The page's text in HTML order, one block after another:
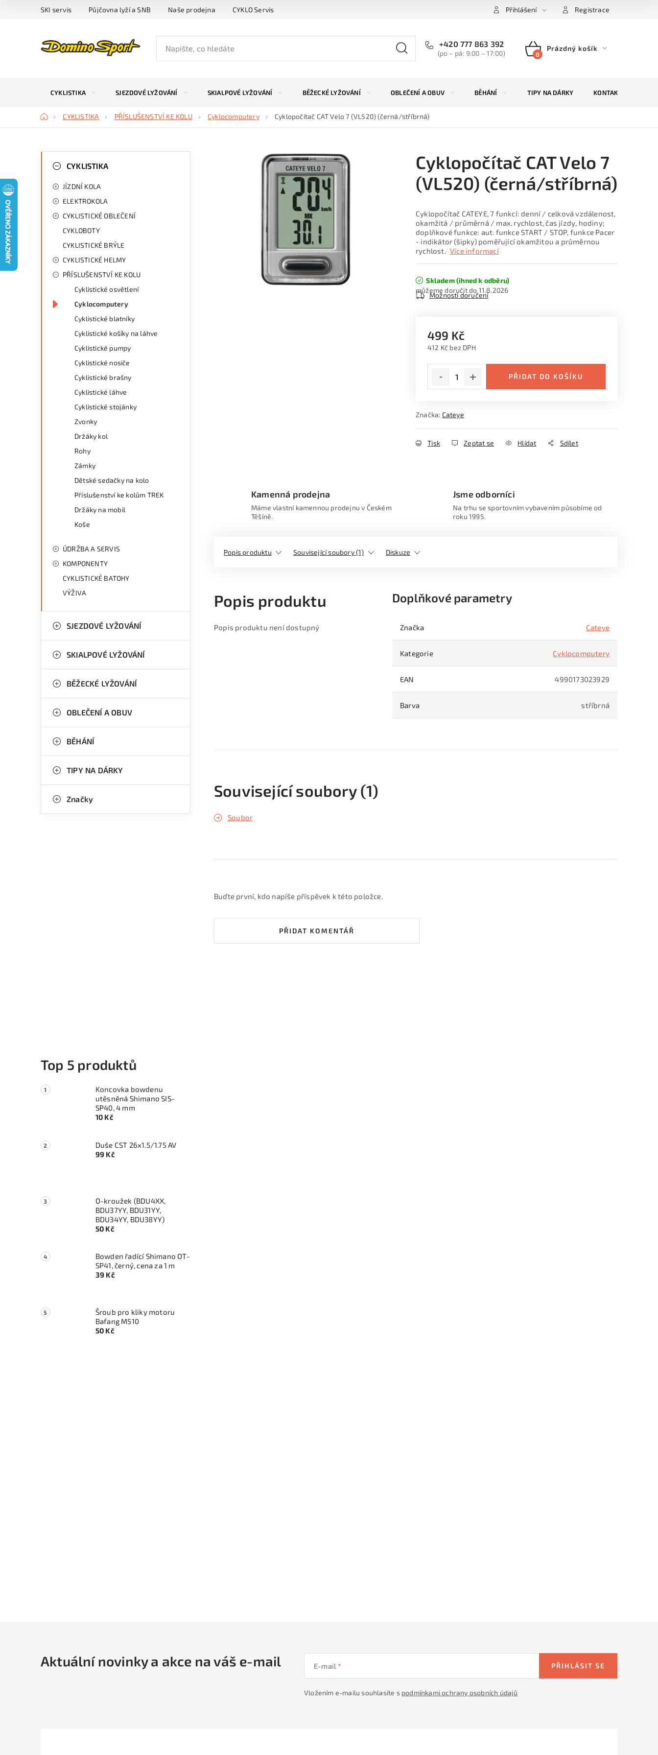
SKI servis Půjčovna lyží a SNB Naše prodejna CYKLO Servis Přihlášení Registrace
+420 777 863 392
(po – pá: 9:00 – 17:00)
NÁKUPNÍ
Prázdný košík
CYKLISTIKA SJEZDOVÉ LYŽOVÁNÍ SKIALPOVÉ LYŽOVÁNÍ BĚŽECKÉ LYŽOVÁNÍ OBLEČENÍ A OBUV BĚHÁNÍ TIPY NA DÁRKY KONTAKTY
DomůCYKLISTIKA PŘÍSLUŠENSTVÍ KE KOLU Cyklocomputery Cyklopočítač CAT Velo 7 (VL520) (černá/stříbrná)
kategorieCYKLISTIKA
JÍZDNÍ KOLA
ELEKTROKOLA
CYKLISTICKÉ OBLEČENÍ
CYKLOBOTY
CYKLISTICKÉ BRÝLE
CYKLISTICKÉ HELMY
PŘÍSLUŠENSTVÍ KE KOLU
Cyklistické osvětlení
Cyklocomputery
Cyklistické blatníky
Cyklistické košíky na láhve
Cyklistické pumpy
Cyklistické nosiče
Cyklistické brašny
Cyklistické láhve
Cyklistické stojánky
Zvonky
Držáky kol
Rohy
Zámky
Dětské sedačky na kolo
Příslušenství ke kolům TREK
Držáky na mobil
Koše
ÚDRŽBA A SERVIS
KOMPONENTY
CYKLISTICKÉ BATOHY
VÝŽIVA
SJEZDOVÉ LYŽOVÁNÍ
SKIALPOVÉ LYŽOVÁNÍ
BĚŽECKÉ LYŽOVÁNÍ
OBLEČENÍ A OBUV
BĚHÁNÍ
TIPY NA DÁRKY
Značky
Top 5 produktů
Koncovka bowdenu
utěsněná Shimano SIS-
SP40, 4 mm
10 Kč
Duše CST 26x1.5/1.75 AV
99 Kč
O-kroužek (BDU4XX,
BDU37YY, BDU31YY,
BDU34YY, BDU38YY)
50 Kč
Bowden řadící Shimano OT-
SP41, černý, cena za 1 m
39 Kč
Šroub pro kliky motoru
Bafang M510
50 Kč
Cyklopočítač CAT Velo 7
(VL520) (černá/stříbrná)
Cyklopočítač CATEYE, 7 funkcí: denní / celková vzdálenost,
okamžitá / průměrná / max. rychlost, čas jízdy, hodiny;
doplňkové funkce: aut. funkce START / STOP, funkce Pacer
- indikátor (šipky) poměřující okamžitou a průměrnou
rychlost. Více informací
Skladem (ihned k odběru)
11.8.2026
Možnosti doručení
499 Kč
412 Kč bez DPH
PŘIDAT DO KOŠÍKU
Značka: Cateye
Tisk Zeptat se Hlídat Sdílet
Kamenná prodejna
Máme vlastní kamennou prodejnu v Českém
Těšíně.
Jsme odborníci
Na trhu se sportovním vybavením působíme od
roku 1995.
Popis produktu Související soubory (1) Diskuze
Popis produktu
Popis produktu není dostupný
Doplňkové parametry
Značka Cateye
Kategorie Cyklocomputery
EAN 4990173023929
Barva stříbrná
Související soubory (1)
Soubor
Buďte první, kdo napíše příspěvek k této položce.
PŘIDAT KOMENTÁŘ
Aktuální novinky a akce na váš e-mail E-mail
Vložením e-mailu souhlasíte s podmínkami ochrany osobních údajů
PŘIHLÁSIT SE